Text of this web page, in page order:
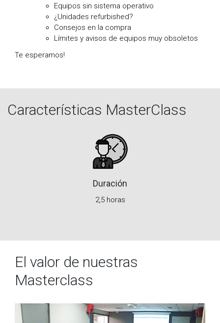
Equipos sin sistema operativo
¿Unidades refurbished?
Consejos en la compra
Límites y avisos de equipos muy obsoletos
Te esperamos!
Características MasterClass
Duración
2,5 horas
El valor de nuestras
Masterclass